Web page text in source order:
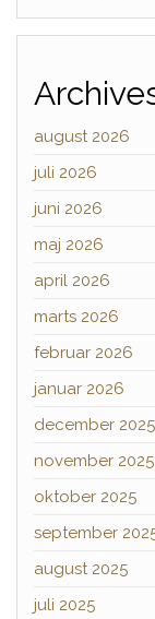
august 2026
juli 2026
juni 2026
maj 2026
april 2026
marts 2026
februar 2026
januar 2026
december 2025
november 2025
oktober 2025
september
august 2025
juli 2025